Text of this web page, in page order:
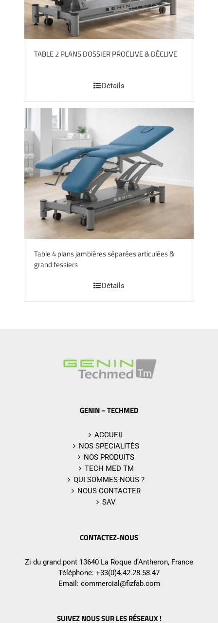
TABLE 2 PLANS DOSSIER PROCLIVE & DÉCLIVE
Détails
Table 4 plans jambières séparées articulées &
grand fessiers
Détails
GENIN – TECHMED
ACCUEIL
NOS SPECIALITÉS
NOS PRODUITS
TECH MED TM
QUI SOMMES-NOUS ?
NOUS CONTACTER
SAV
CONTACTEZ-NOUS
Zi du grand pont 13640 La Roque d'Antheron, France
Téléphone: +33(0)4.42.28.58.47
Email: commercial@fizfab.com
SUIVEZ NOUS SUR LES RÉSEAUX !